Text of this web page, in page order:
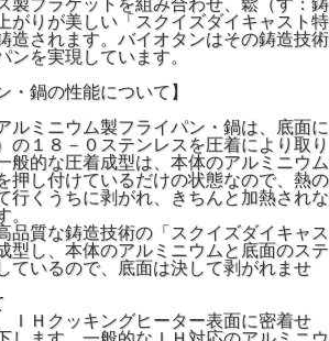
がりが美しい「スクイズダイキャスト特
造されます。バイオタンはその鋳造技術
ンを実現しています。
・鍋の性能について】
ルミニウム製フライパン・鍋は、底面に
の１８－０ステンレスを圧着により取り
般的な圧着成型は、本体のアルミニウム
押し付けているだけの状態なので、熱の
行くうちに剥がれ、きちんと加熱されな
。
品質な鋳造技術の「スクイズダイキャス
型し、本体のアルミニウムと底面のステ
ているので、底面は決して剥がれませ
ＩＨクッキングヒーター表面に密着せ